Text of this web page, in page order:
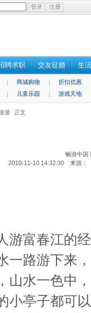
聘求职 交友征婚 生
商城购物
折扣优惠
儿童乐园 游戏天地
游 正文
畅游中国
2010-11-10 14:32:30 来源：
富春江的经
一路游下来
山水一色中
小亭子都可